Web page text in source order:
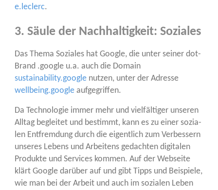
e.leclerc.
3. Säule der Nachhaltigkeit: Soziales
Das The­ma Sozia­les hat Goog­le, die unter sei­ner dot­
Brand .goog­le u.a. auch die Domain
sustainability.google nut­zen, unter der Adres­se
wellbeing.google aufgegriffen.
Da Tech­no­lo­gie immer mehr und viel­fäl­ti­ger unse­ren
All­tag beglei­tet und bestimmt, kann es zu einer sozia­
len Ent­frem­dung durch die eigent­lich zum Ver­bes­sern
unse­res Lebens und Arbei­tens gedach­ten digi­ta­len
Pro­duk­te und Ser­vices kom­men. Auf der Web­sei­te
klärt Goog­le dar­über auf und gibt Tipps und Bei­spie­le,
wie man bei der Arbeit und auch im sozia­len Leben